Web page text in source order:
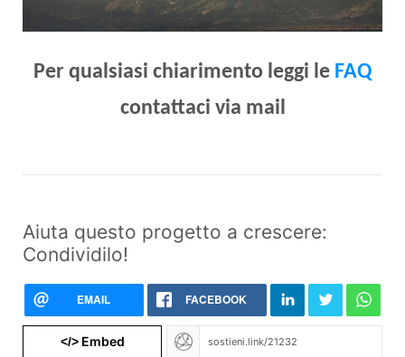
Per qualsiasi chiarimento leggi le FAQ
contattaci via mail
Aiuta questo progetto a crescere:
Condividilo!
EMAIL FACEBOOK
</>Embed